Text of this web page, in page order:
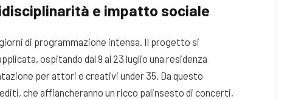
e impatto sociale
di programmazione intensa. Il progetto si
ospitando dal 9 al 23 luglio una residenza
per attori e creativi under 35. Da questo
che affiancheranno un ricco palinsesto di concerti,